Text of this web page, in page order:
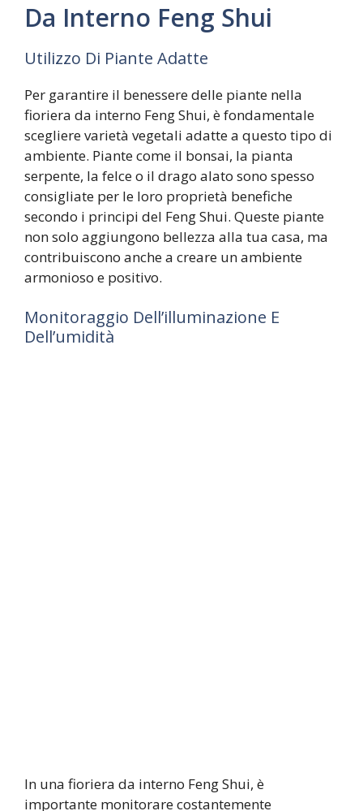
Da Interno Feng Shui
Utilizzo Di Piante Adatte
Per garantire il benessere delle piante nella
fioriera da interno Feng Shui, è fondamentale
scegliere varietà vegetali adatte a questo tipo di
ambiente. Piante come il bonsai, la pianta
serpente, la felce o il drago alato sono spesso
consigliate per le loro proprietà benefiche
secondo i principi del Feng Shui. Queste piante
non solo aggiungono bellezza alla tua casa, ma
contribuiscono anche a creare un ambiente
armonioso e positivo.
Monitoraggio Dell’illuminazione E
Dell’umidità
In una fioriera da interno Feng Shui, è
importante monitorare costantemente